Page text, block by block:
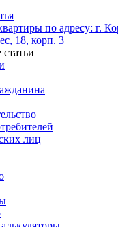
по адресу: г.
18, корп. 3
лиц